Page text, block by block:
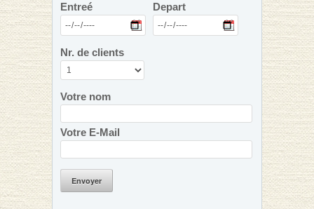
Entreé Depart
Nr. de clients
Votre nom
Votre E-Mail
Envoyer